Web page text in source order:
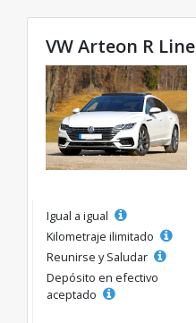
VW Arteon R Line
Igual a igual
Kilometraje ilimitado
Reunirse y Saludar
Depósito en efectivo
aceptado